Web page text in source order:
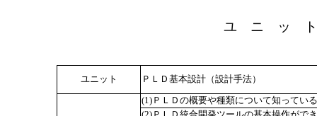
ユ ニ ッ
ユニット ＰＬＤ基本設計（設計手法）
(1)ＰＬＤの概要や種類について知ってい